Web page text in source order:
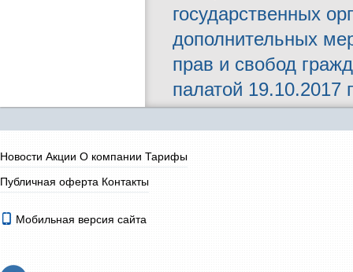
государственных
дополнительных
прав и свобод
палатой 19.10.2017
Новости Акции О компании Тарифы
Публичная оферта Контакты
Мобильная версия сайта